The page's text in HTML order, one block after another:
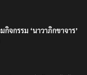
จกรรม ‘นาวาภิกขาจาร’